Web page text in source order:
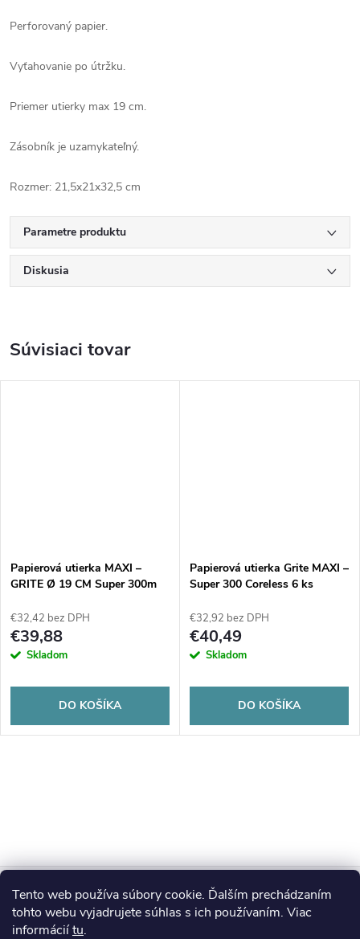
Tento web používa súbory cookie. Ďalším prechádzaním
tohto webu vyjadrujete súhlas s ich používaním. Viac
informáciítu.
Perforovaný papier.
Vyťahovanie po útržku.
Priemer utierky max 19 cm.
Zásobník je uzamykateľný.
Rozmer: 21,5x21x32,5 cm
Parametre produktu
Diskusia
Súvisiaci tovar
Papierová utierka MAXI –
GRITE Ø 19 CM Super 300m
€32,42 bez DPH
€39,88
Skladom
DO KOŠÍKA
Papierová utierka Grite MAXI –
Super 300 Coreless 6 ks
€32,92 bez DPH
€40,49
Skladom
DO KOŠÍKA
Z
áBlog